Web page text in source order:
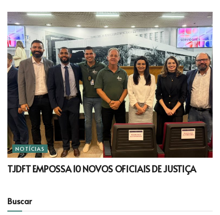
NOTÍCIAS
TJDFT EMPOSSA 10 NOVOS OFICIAIS DE JUSTIÇA
Buscar